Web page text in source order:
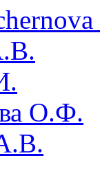
О.Ф.